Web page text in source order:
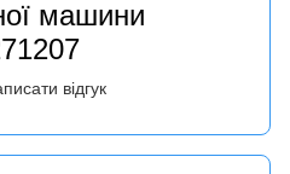
машини
відгук